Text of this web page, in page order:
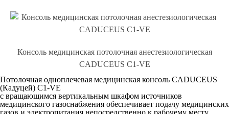
Консоль медицинская потолочная анестезиологическая
CADUCEUS C1-VE
Потолочная одноплечевая медицинская консоль CADUCEUS
(Кадуцей) C1-VE
с вращающимся вертикальным шкафом источников
медицинского газоснабжения обеспечивает подачу медицинских